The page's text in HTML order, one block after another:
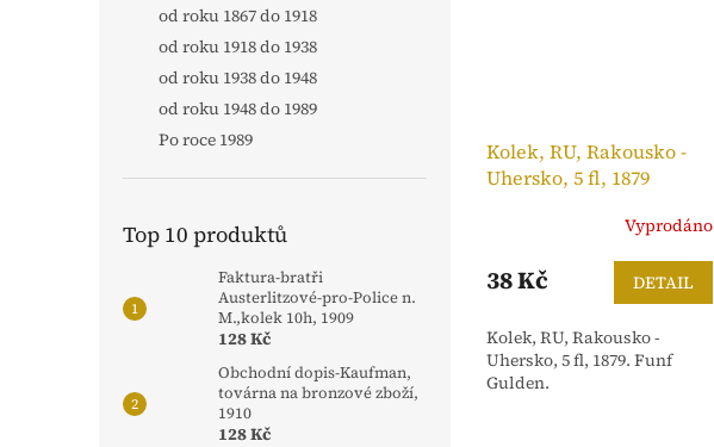
od roku 1867 do 1918
od roku 1918 do 1938
od roku 1938 do 1948
od roku 1948 do 1989
Po roce 1989
Top 10 produktů
Faktura-bratři
Austerlitzové-pro-Police n.
M.,kolek 10h, 1909
128 Kč
Obchodní dopis-Kaufman,
továrna na bronzové zboží,
1910
128 Kč
Kolek, RU, Rakousko -
Uhersko, 5 fl, 1879
Vyprodáno
38 Kč DETAIL
Kolek, RU, Rakousko -
Uhersko, 5 fl, 1879. Funf
Gulden.